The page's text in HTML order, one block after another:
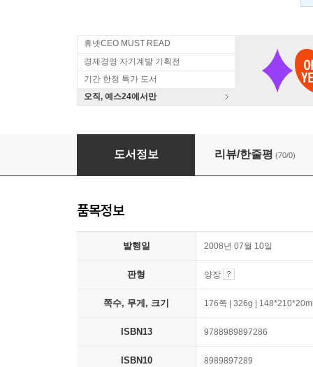
휴넷CEO MUST READ
경제경영 자기계발 기획전
기간 한정 특가 도서
오직, 예스24에서만
자기암시
도서정보 리뷰/한줄평 (70/0)
품목정보
발행일 2008년 07월 10일
판형 양장
쪽수, 무게, 크기 176쪽 | 326g |
ISBN13 9788989897286
ISBN10 8989897289